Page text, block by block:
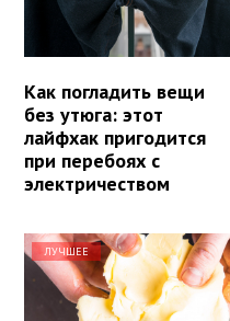
Как погладить вещи
без утюга: этот
лайфхак пригодится
при перебоях с
электричеством
ЛУЧШЕЕ